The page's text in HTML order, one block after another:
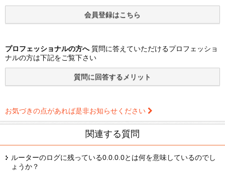
プロフェッショナルの方へ質問に答えていただけるプロフェッショ
ナルの方は下記をご覧下さい
お気づきの点があれば是非お知らせください
関連する質問
ルーターのログに残っている0.0.0.0とは何を意味しているのでし
ょうか？